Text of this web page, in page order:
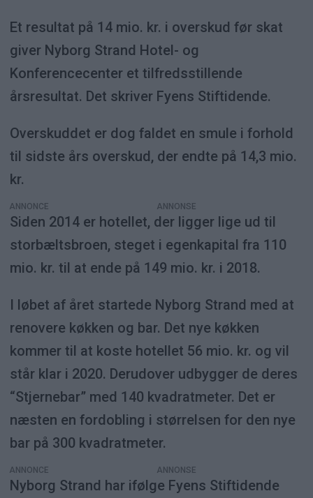
Et resultat på 14 mio. kr. i overskud før skat
giver Nyborg Strand Hotel- og
Konferencecenter et tilfredsstillende
årsresultat. Det skriver Fyens Stiftidende.
Overskuddet er dog faldet en smule i forhold
til sidste års overskud, der endte på 14,3 mio.
kr.
ANNONCE
Siden 2014 er hotellet, der ligger lige ud til
storbæltsbroen, steget i egenkapital fra 110
mio. kr. til at ende på 149 mio. kr. i 2018.
I løbet af året startede Nyborg Strand med at
renovere køkken og bar. Det nye køkken
kommer til at koste hotellet 56 mio. kr. og vil
står klar i 2020. Derudover udbygger de deres
“Stjernebar” med 140 kvadratmeter. Det er
næsten en fordobling i størrelsen for den nye
bar på 300 kvadratmeter.
ANNONCE
Nyborg Strand har ifølge Fyens Stiftidende